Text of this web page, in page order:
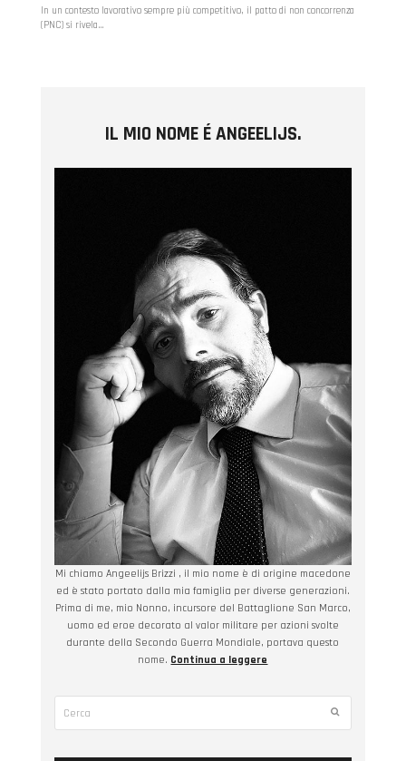
In un contesto lavorativo sempre più competitivo, il patto di non concorrenza
(PNC) si rivela…
IL MIO NOME É ANGEELIJS.
Mi chiamo Angeelijs Brizzi , il mio nome è di origine macedone
ed è stato portato dalla mia famiglia per diverse generazioni.
Prima di me, mio Nonno, incursore del Battaglione San Marco,
uomo ed eroe decorato al valor militare per azioni svolte
durante della Secondo Guerra Mondiale, portava questo
nome. Continua a leggere
Submit